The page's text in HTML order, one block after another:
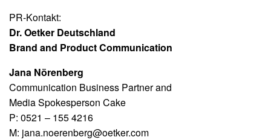
PR-Kontakt:
Dr. Oetker Deutschland
Brand and Product Communication
Jana Nörenberg
Communication Business Partner and
Media Spokesperson Cake
P: 0521 – 155 4216
M: jana.noerenberg@oetker.com